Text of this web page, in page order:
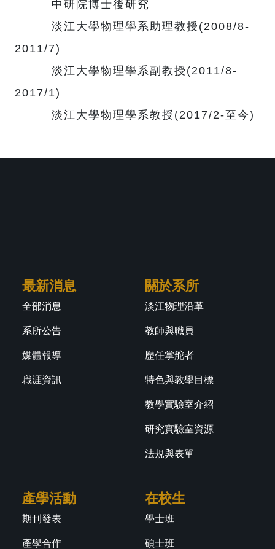
中研院博士後研究
淡江大學物理學系助理教授(2008/8-
2011/7)
淡江大學物理學系副教授(2011/8-
2017/1)
淡江大學物理學系教授(2017/2-至今)
最新消息
全部消息
系所公告
媒體報導
職涯資訊
關於系所
淡江物理沿革
教師與職員
歷任掌舵者
特色與教學目標
教學實驗室介紹
研究實驗室資源
法規與表單
產學活動
期刊發表
產學合作
在校生
學士班
碩士班